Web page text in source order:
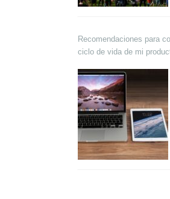
Recomendaciones para
ciclo de vida de mi